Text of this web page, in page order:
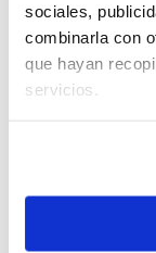
sociales,
combinarla con
que hayan
servicios.
Takamine